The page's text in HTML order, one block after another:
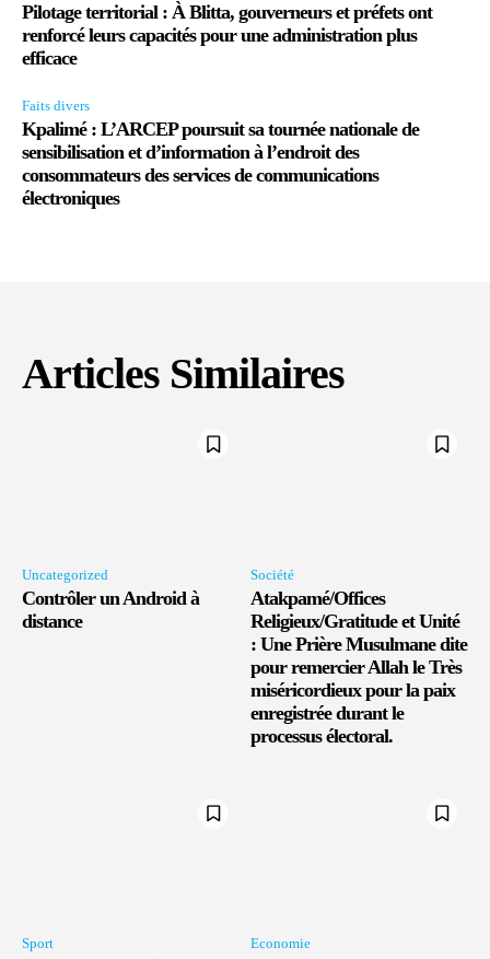
Pilotage territorial : À Blitta, gouverneurs et préfets ont
renforcé leurs capacités pour une administration plus
efficace
Faits divers
Kpalimé : L’ARCEP poursuit sa tournée nationale de
sensibilisation et d’information à l’endroit des
consommateurs des services de communications
électroniques
Articles Similaires
Uncategorized
Contrôler un Android à
distance
Société
Atakpamé/Offices
Religieux/Gratitude et Unité
: Une Prière Musulmane dite
pour remercier Allah le Très
miséricordieux pour la paix
enregistrée durant le
processus électoral.
Sport Economie